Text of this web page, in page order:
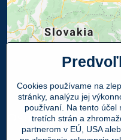
Osobný odber
Cookies používame na
stránky, analýzu jej
používaní. Na tento účel
tretích strán a
partnerom v EÚ, USA